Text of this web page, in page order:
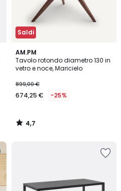
Saldi
AM.PM
Tavolo rotondo diametro 130 in
vetro e noce, Maricielo
899,00 €
674,25 € -25%
4,7
/ 5
4,7
/